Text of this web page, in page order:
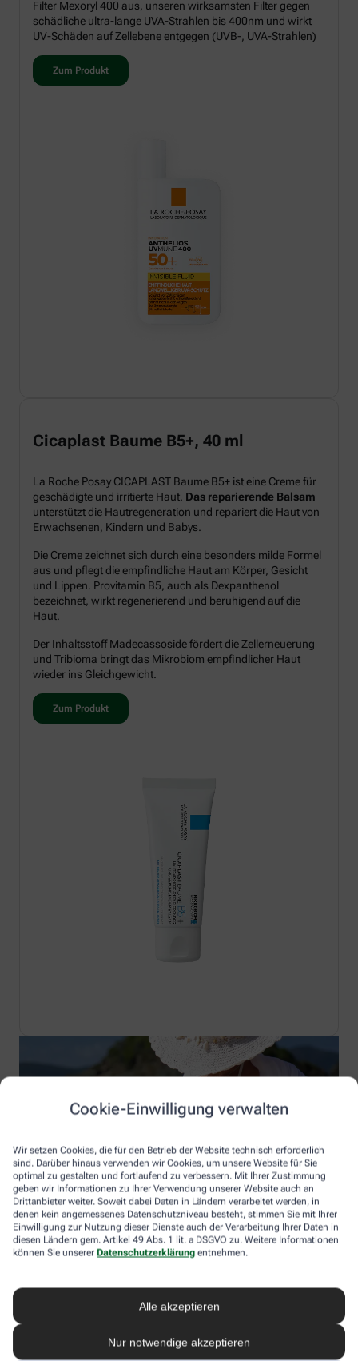
Cookie-Einwilligung verwalten
Wir setzen Cookies, die für den Betrieb der Website technisch erforderlich
sind. Darüber hinaus verwenden wir Cookies, um unsere Website für Sie
optimal zu gestalten und fortlaufend zu verbessern. Mit Ihrer Zustimmung
geben wir Informationen zu Ihrer Verwendung unserer Website auch an
Drittanbieter weiter. Soweit dabei Daten in Ländern verarbeitet werden, in
denen kein angemessenes Datenschutzniveau besteht, stimmen Sie mit Ihrer
Einwilligung zur Nutzung dieser Dienste auch der Verarbeitung Ihrer Daten in
diesen Ländern gem. Artikel 49 Abs. 1 lit. a DSGVO zu. Weitere Informationen
können Sie unserer Datenschutzerklärung entnehmen.
Alle akzeptieren
Nur notwendige akzeptieren
Filter Mexoryl 400 aus, unseren wirksamsten Filter gegen
schädliche ultra-lange UVA-Strahlen bis 400nm und wirkt
UV-Schäden auf Zellebene entgegen (UVB-, UVA-Strahlen)
Zum Produkt
Cicaplast Baume B5+, 40 ml
La Roche Posay CICAPLAST Baume B5+ ist eine Creme für
geschädigte und irritierte Haut. Das reparierende Balsam
unterstützt die Hautregeneration und repariert die Haut von
Erwachsenen, Kindern und Babys.
Die Creme zeichnet sich durch eine besonders milde Formel
aus und pflegt die empfindliche Haut am Körper, Gesicht
und Lippen. Provitamin B5, auch als Dexpanthenol
bezeichnet, wirkt regenerierend und beruhigend auf die
Haut.
Der Inhaltsstoff Madecassoside fördert die Zellerneuerung
und Tribioma bringt das Mikrobiom empfindlicher Haut
wieder ins Gleichgewicht.
Zum Produkt